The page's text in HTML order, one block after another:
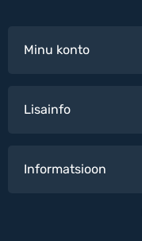
Minu konto
Lisainfo
Informatsioon